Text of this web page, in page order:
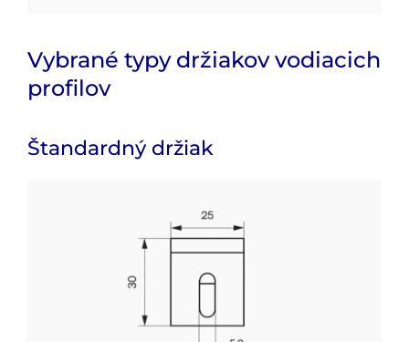
Vybrané typy držiakov vodiacich
profilov
Štandardný držiak